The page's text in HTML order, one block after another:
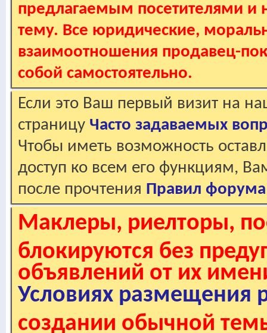
предлагаемым посетителями и
тему. Все юридические,
взаимоотношения продавец-
собой самостоятельно.
Если это Ваш первый визит на
страницу Часто задаваемых
Чтобы иметь возможность
доступ ко всем его функциям,
после прочтения Правил форума
Маклеры, риелторы,
блокируются без
объявлений от их
Условиях размещения
создании обычной